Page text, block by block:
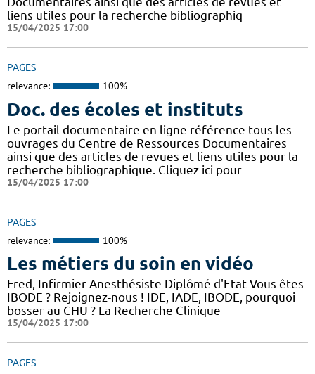
liens utiles pour la recherche bibliographiq
15/04/2025 17:00
PAGES
relevance: 100%
Doc. des écoles et instituts
Le portail documentaire en ligne référence tous les
ouvrages du Centre de Ressources Documentaires
ainsi que des articles de revues et liens utiles pour la
recherche bibliographique. Cliquez ici pour
15/04/2025 17:00
PAGES
relevance: 100%
Les métiers du soin en vidéo
Fred, Infirmier Anesthésiste Diplômé d'Etat Vous êtes
IBODE ? Rejoignez-nous ! IDE, IADE, IBODE, pourquoi
bosser au CHU ? La Recherche Clinique
15/04/2025 17:00
PAGES